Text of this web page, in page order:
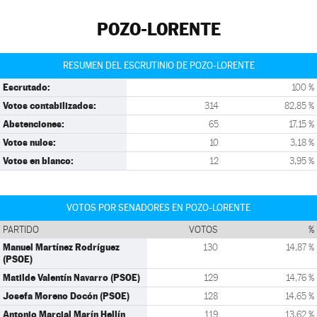
POZO-LORENTE
RESUMEN DEL ESCRUTINIO DE POZO-LORENTE
Escrutado: 100 %
Votos contabilizados: 314 82,85 %
Abstenciones: 65 17,15 %
Votos nulos: 10 3,18 %
Votos en blanco: 12 3,95 %
VOTOS POR SENADORES EN POZO-LORENTE
PARTIDO VOTOS %
Manuel Martínez Rodríguez
(PSOE)
130 14,87 %
Matilde Valentín Navarro (PSOE) 129 14,76 %
Josefa Moreno Docón (PSOE) 128 14,65 %
Antonio Marcial Marín Hellín 119 13,62 %